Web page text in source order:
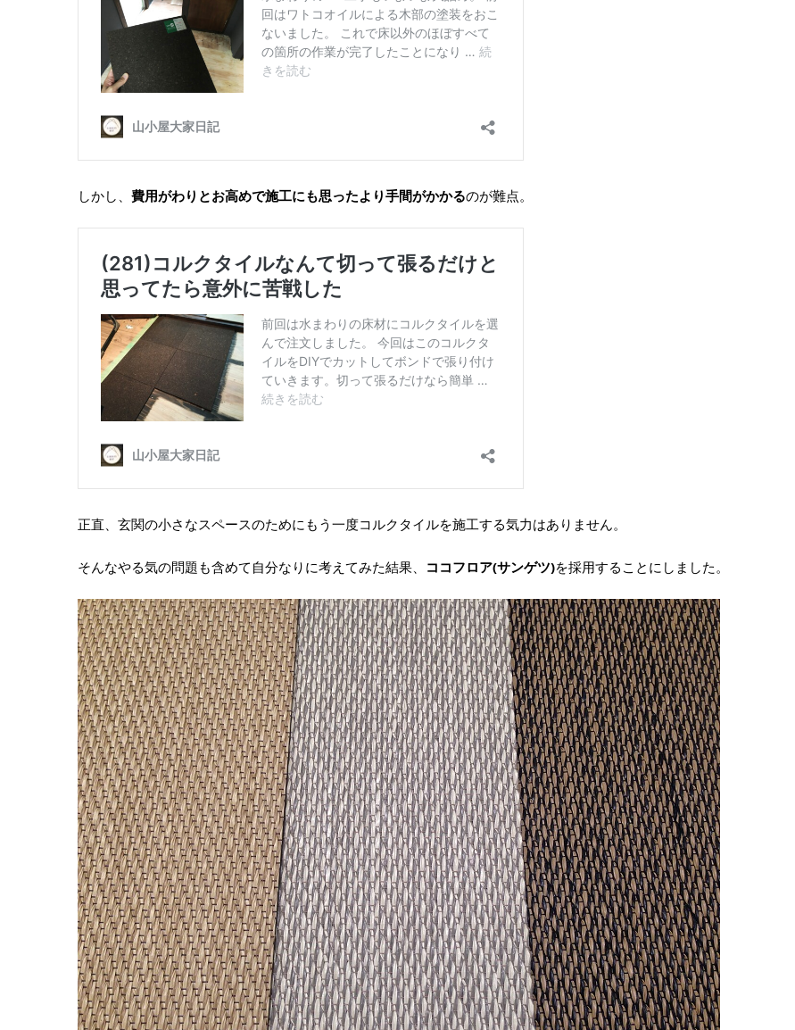
しかし、 費用がわりとお高めで施工にも思ったより手間がかかるのが難点。
正直、玄関の小さなスペースのためにもう一度コルクタイルを施工する気力はありません。
そんなやる気の問題も含めて自分なりに考えてみた結果、 ココフロア(サンゲツ)を採用することにしました。